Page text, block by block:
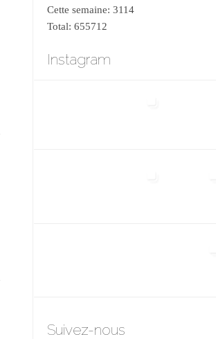
Cette semaine: 3114
Total: 655712
Instagram
Suivez-nous